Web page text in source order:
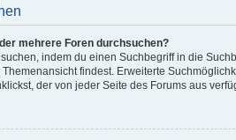
mehrere Foren durchsuchen?
indem du einen Suchbegriff in die
findest. Erweiterte
der von jeder Seite des Forums aus